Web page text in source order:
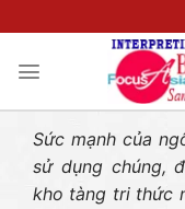
Sức mạnh của
sử dụng chúng,
kho tàng tri thức